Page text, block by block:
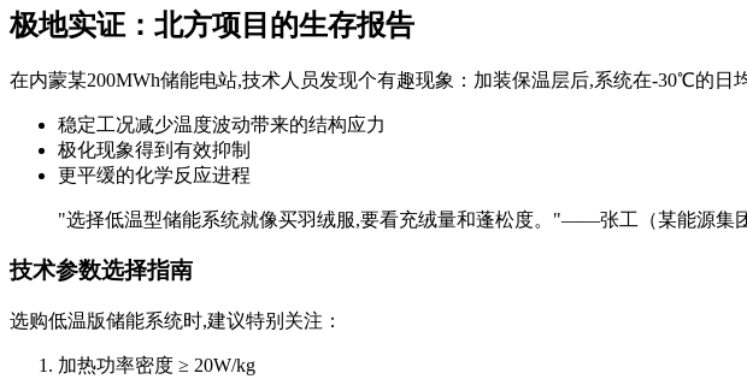
极地实证：北方项目的生存报告
在内蒙某200MWh储能电站,技术人员发现个有趣现象：加装保温层后,系统在-30℃的日
稳定工况减少温度波动带来的结构应力
极化现象得到有效抑制
更平缓的化学反应进程
"选择低温型储能系统就像买羽绒服,要看充绒量和蓬松度。"——张工（某能源集
技术参数选择指南
选购低温版储能系统时,建议特别关注：
加热功率密度 ≥ 20W/kg